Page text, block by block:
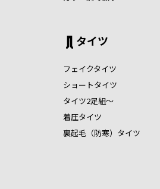
タイツ
フェイクタイツ
ショートタイツ
タイツ2足組～
着圧タイツ
裏起毛（防寒）タイツ